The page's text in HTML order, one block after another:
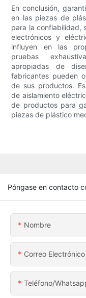
En conclusión,
en las piezas de
para la confiabilidad,
electrónicos y
influyen en las
pruebas
apropiadas de
fabricantes pueden
de sus productos.
de aislamiento
de productos para
piezas de plástico
Póngase en contacto
Nombre
Correo Electrónico
Teléfono/